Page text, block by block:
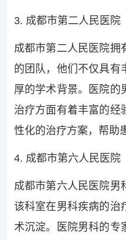
3. 成都市第二人民医院
成都市第二人民医院拥
的团队，他们不仅具有
厚的学术背景。医院的
治疗方面有着丰富的经
性化的治疗方案，帮助
4. 成都市第六人民医院
成都市第六人民医院男
该科室在男科疾病的治
术沉淀。医院男科的专